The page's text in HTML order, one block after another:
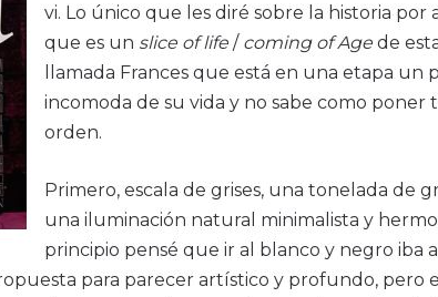
vi. Lo único que les diré sobre la historia por
que es un slice of life /coming of Age de
llamada Frances que está en una etapa un
incomoda de su vida y no sabe como poner
orden.
Primero, escala de grises, una tonelada de
una iluminación natural minimalista y
principio pensé que ir al blanco y negro iba
para parecer artístico y profundo, pero